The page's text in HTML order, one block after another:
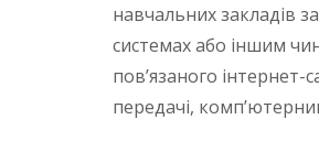
навчальних закладів
системах або іншим
пов’язаного
передачі,